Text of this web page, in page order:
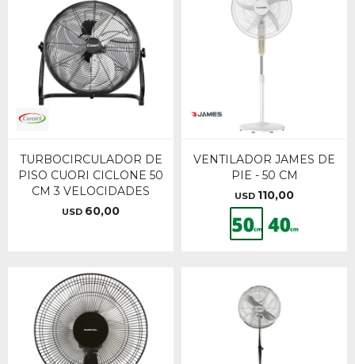
TURBOCIRCULADOR DE
PISO CUORI CICLONE 50
CM 3 VELOCIDADES
USD 60,00
VENTILADOR JAMES DE
PIE - 50 CM
USD 110,00